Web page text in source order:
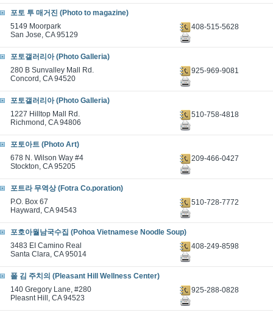
포토 투 매거진 (Photo to magazine)
5149 Moorpark
San Jose, CA 95129
408-515-5628
포토갤러리아 (Photo Galleria)
280 B Sunvalley Mall Rd.
Concord, CA 94520
925-969-9081
포토갤러리아 (Photo Galleria)
1227 Hilltop Mall Rd.
Richmond, CA 94806
510-758-4818
포토아트 (Photo Art)
678 N. Wilson Way #4
Stockton, CA 95205
209-466-0427
포트라 무역상 (Fotra Co.poration)
P.O. Box 67
Hayward, CA 94543
510-728-7772
포호아월남국수집 (Pohoa Vietnamese Noodle Soup)
3483 EI Camino Real
Santa Clara, CA 95014
408-249-8598
폴 김 주치의 (Pleasant Hill Wellness Center)
140 Gregory Lane, #280
Pleasnt Hill, CA 94523
925-288-0828